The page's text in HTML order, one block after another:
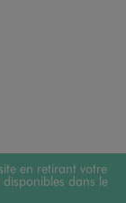
en retirant votre
dans le